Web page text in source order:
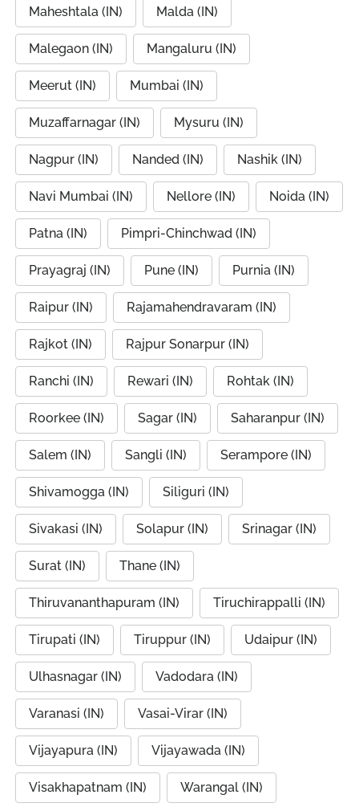
Maheshtala (IN) Malda (IN)
Malegaon (IN) Mangaluru (IN)
Meerut (IN) Mumbai (IN)
Muzaffarnagar (IN) Mysuru (IN)
Nagpur (IN) Nanded (IN) Nashik (IN)
Navi Mumbai (IN) Nellore (IN) Noida (IN)
Patna (IN) Pimpri-Chinchwad (IN)
Prayagraj (IN) Pune (IN) Purnia (IN)
Raipur (IN) Rajamahendravaram (IN)
Rajkot (IN) Rajpur Sonarpur (IN)
Ranchi (IN) Rewari (IN) Rohtak (IN)
Roorkee (IN) Sagar (IN) Saharanpur (IN)
Salem (IN) Sangli (IN) Serampore (IN)
Shivamogga (IN) Siliguri (IN)
Sivakasi (IN) Solapur (IN) Srinagar (IN)
Surat (IN) Thane (IN)
Thiruvananthapuram (IN) Tiruchirappalli (IN)
Tirupati (IN) Tiruppur (IN) Udaipur (IN)
Ulhasnagar (IN) Vadodara (IN)
Varanasi (IN) Vasai-Virar (IN)
Vijayapura (IN) Vijayawada (IN)
Visakhapatnam (IN) Warangal (IN)